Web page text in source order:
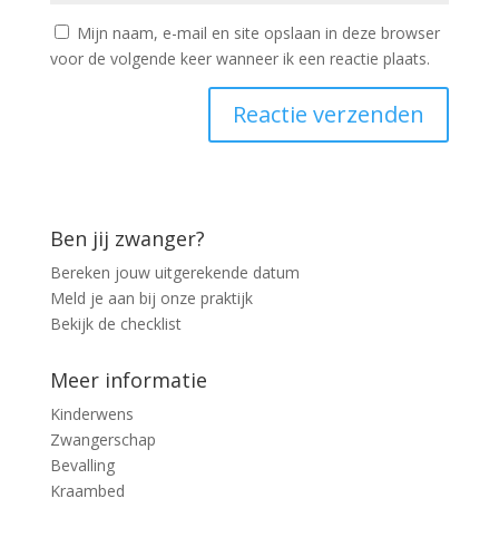
Mijn naam, e-mail en site opslaan in deze browser
voor de volgende keer wanneer ik een reactie plaats.
Ben jij zwanger?
Bereken jouw uitgerekende datum
Meld je aan bij onze praktijk
Bekijk de checklist
Meer informatie
Kinderwens
Zwangerschap
Bevalling
Kraambed